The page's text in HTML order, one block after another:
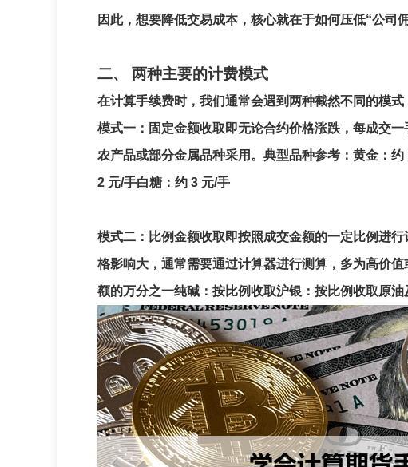
因此，想要降低交易成本，核心就在于如何压低“公司
二、 两种主要的计费模式
在计算手续费时，我们通常会遇到两种截然不同的模
模式一：固定金额收取即无论合约价格涨跌，每成交
农产品或部分金属品种采用。典型品种参考：黄金：
2 元/手白糖：约 3 元/手
模式二：比例金额收取即按照成交金额的一定比例进
格影响大，通常需要通过计算器进行测算，多为高价
额的万分之一纯碱：按比例收取沪银：按比例收取原